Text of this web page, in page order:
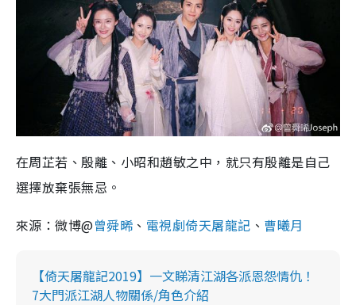
在周芷若、殷離、小昭和趙敏之中，就只有殷離是自己
選擇放棄張無忌。
來源：微博@曾舜晞 、 電視劇倚天屠龍記 、 曹曦月
【倚天屠龍記2019】一文睇清江湖各派恩怨情仇！
7大門派江湖人物關係/角色介紹